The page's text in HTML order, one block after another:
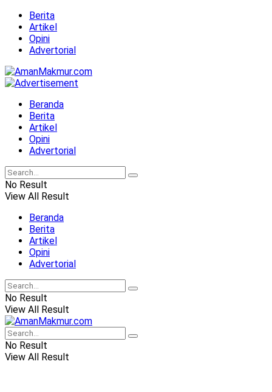
Berita
Artikel
Opini
Advertorial
Beranda
Berita
Artikel
Opini
Advertorial
No Result
View All Result
Beranda
Berita
Artikel
Opini
Advertorial
No Result
View All Result
No Result
View All Result